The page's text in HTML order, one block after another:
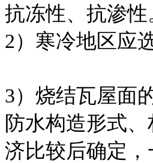
抗冻性、抗渗性
2）寒冷地区应
3）烧结瓦屋面
防水构造形式
济比较后确定，